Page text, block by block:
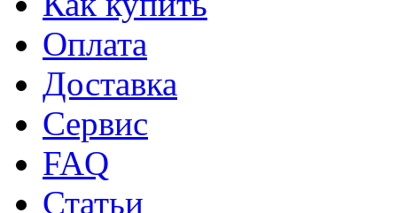
Оплата
Доставка
Сервис
FAQ
Статьи